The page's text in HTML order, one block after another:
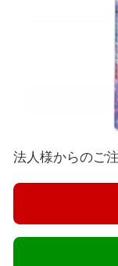
法人様からのご